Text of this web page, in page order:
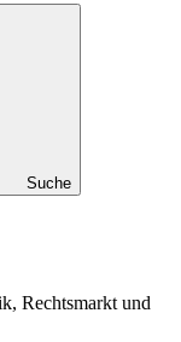
Suche
Rechtsmarkt und